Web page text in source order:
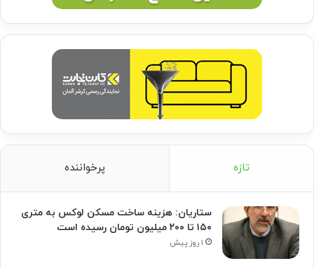
تازه پرخواننده
ستاریان: هزینه ساخت مسکن لوکس به متری
۱۵۰ تا ۲۰۰ میلیون تومان رسیده است
۱ روز پیش